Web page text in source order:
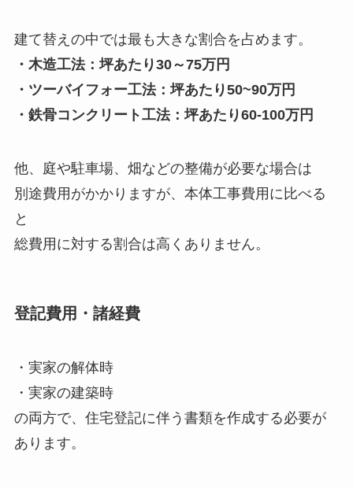
建て替えの中では最も大きな割合を占めます。
・木造工法：坪あたり30～75万円
・ツーバイフォー工法：坪あたり50~90万円
・鉄骨コンクリート工法：坪あたり60-100万円
他、庭や駐車場、畑などの整備が必要な場合は
別途費用がかかりますが、本体工事費用に比べる
と
総費用に対する割合は高くありません。
登記費用・諸経費
・実家の解体時
・実家の建築時
の両方で、住宅登記に伴う書類を作成する必要が
あります。